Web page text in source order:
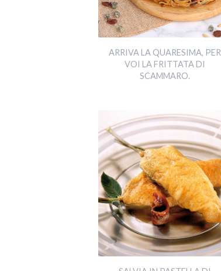
ARRIVA LA QUARESIMA, PER
VOI LA FRITTATA DI
SCAMMARO.